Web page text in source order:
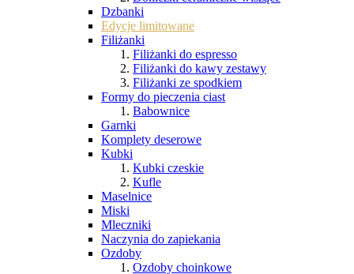
Dzbanki
Edycje limitowane
Filiżanki
Filiżanki do espresso
Filiżanki do kawy zestawy
Filiżanki ze spodkiem
Formy do pieczenia ciast
Babownice
Garnki
Komplety deserowe
Kubki
Kubki czeskie
Kufle
Maselnice
Miski
Mleczniki
Naczynia do zapiekania
Ozdoby
Ozdoby choinkowe